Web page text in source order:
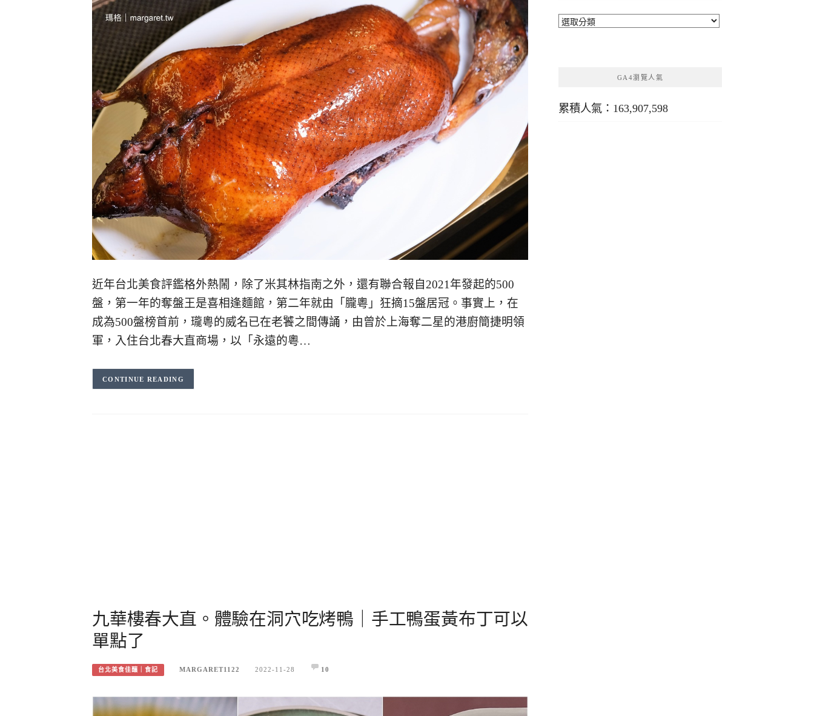
近年台北美食評鑑格外熱鬧，除了米其林指南之外，還有聯合報自2021年發起的500
盤，第一年的奪盤王是喜相逢麵館，第二年就由「朧粵」狂摘15盤居冠。事實上，在
成為500盤榜首前，瓏粵的威名已在老饕之間傳誦，由曾於上海奪二星的港廚簡捷明領
軍，入住台北春大直商場，以「永遠的粵…
CONTINUE READING
九華樓春大直。體驗在洞穴吃烤鴨｜手工鴨蛋黃布丁可以
單點了
台北美食佳釀｜食記 MARGARET1122 2022-11-28 10
分
GA4瀏覽人氣
累積人氣：163,907,598